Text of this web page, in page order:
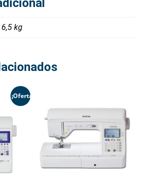
6,5 kg
¡Oferta!